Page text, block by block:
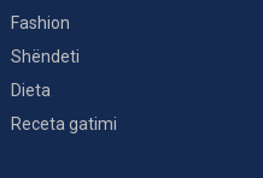
Fashion
Shëndeti
Dieta
Receta gatimi